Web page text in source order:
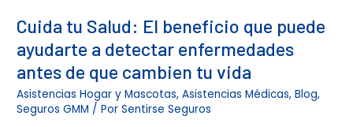
Cuida tu Salud: El beneficio que puede
ayudarte a detectar enfermedades
antes de que cambien tu vida
Asistencias Hogar y Mascotas,Asistencias Médicas,Blog,
Seguros GMM / PorSentirse Seguros
tu